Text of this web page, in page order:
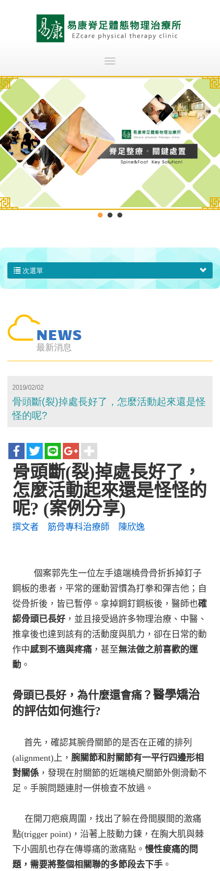
次選單
NEWS
最新消息
2019/02/02
骨頭斷(裂)掉處長好了，怎麼活動起來還是怪
怪的呢?
骨頭斷(裂)掉處長好了，
怎麼活動起來還是怪怪的
呢? (案例分享)
撰文者 筋骨專科治療師 陳欣逸
個案郭先生一位左手遠端橈骨骨折拆掉釘子
鋼板的患者，平常的運動習慣為打拳和彈吉他；自
從骨折後，皆已暫停。拿掉鋼釘鋼板後，醫師也確
認骨頭已長好 ，並且接受過許多物理治療、中醫、
推拿後也達到該有的活動度與肌力，卻在日常的動
作中感到不適與疼痛 ，甚至無法做之前喜歡的運
動 。
骨頭已長好，為什麼還會痛？ 醫學矯治
的評估如何進行?
首先，確認其腕骨關節的是否在正確的排列
(alignment)上， 腕關節和肘關節有一平行四邊形相
對關係 ，發現在肘關節的近端橈尺關節外側滑動不
足。手腕問題連肘一併檢查不放過。
在開刀疤痕周圍，找出了躲在骨間膜間的激痛
點(trigger point)，沿著上肢動力鍊，在胸大肌與棘
下小圓肌也存在傳導痛的激痛點。 慢性痠痛的問
題，需要將整個相關聯的多節段去下手 。